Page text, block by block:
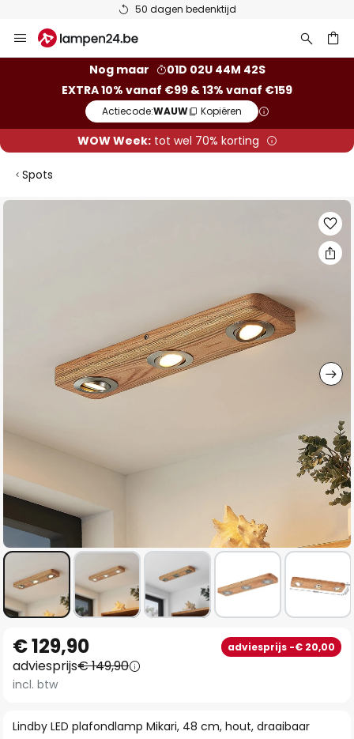
50 dagen bedenktijd
naar
Nog maar
01D 02U 44M 41S
EXTRA 10% vanaf €99 & 13% vanaf €159
Actiecode:WAUW Kopiëren
WOW Week:tot wel 70% korting
Spots
Ga
naar
het
begin
de
Lindby LED plafondlamp Mikari, 48 cm, hout, draaibaar
€ 129,90 adviesprijs -€ 20,00
adviesprijs€ 149,90
incl. btw